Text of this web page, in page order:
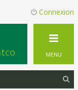
Connexion
MENU